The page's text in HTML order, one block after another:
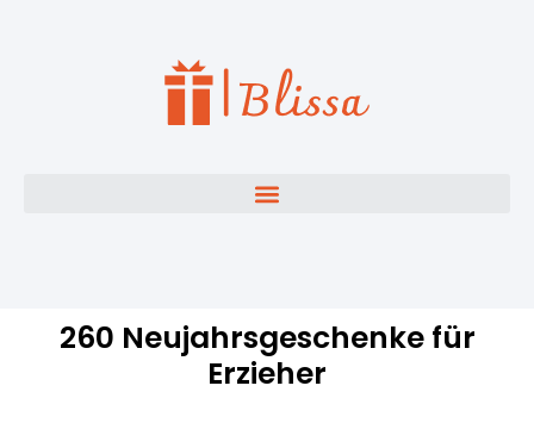
260 Neujahrsgeschenke für
Erzieher